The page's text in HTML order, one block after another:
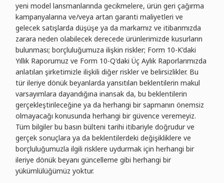
yeni model lansmanlarında gecikmelere, ürün geri çağırma
kampanyalarına ve/veya artan garanti maliyetleri ve
gelecek satışlarda düşüşe ya da markamız ve itibarımızda
zarara neden olabilecek derecede ürünlerimizde kusurların
bulunması; borçluluğumuza ilişkin riskler; Form 10-K'daki
Yıllık Raporumuz ve Form 10-Q'daki Üç Aylık Raporlarımızda
anlatılan şirketimizle ilişkili diğer riskler ve belirsizlikler. Bu
tür ileriye dönük beyanlarda yansıtılan beklentilerin makul
varsayımlara dayandığına inansak da, bu beklentilerin
gerçekleştirileceğine ya da herhangi bir sapmanın önemsiz
olmayacağı konusunda herhangi bir güvence veremeyiz.
Tüm bilgiler bu basın bülteni tarihi itibariyle doğrudur ve
gerçek sonuçlara ya da beklentilerdeki değişikliklere ve
borçluluğumuzla ilgili risklere uydurmak için herhangi bir
ileriye dönük beyanı güncelleme gibi herhangi bir
yükümlülüğümüz yoktur.